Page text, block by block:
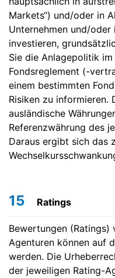
Markets“) und/oder in
Unternehmen und/
investieren,
Sie die Anlagepolitik
Fondsreglement (-
einem bestimmten
Risiken zu informieren.
ausländische
Referenzwährung des
Daraus ergibt sich das
15 Ratings
Bewertungen (Ratings)
Agenturen können auf
werden. Die
der jeweiligen Rating-